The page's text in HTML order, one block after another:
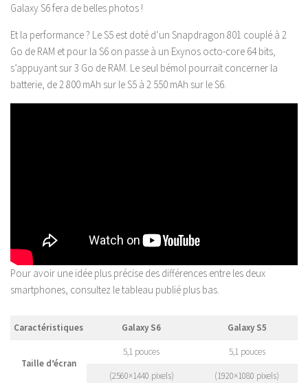
Galaxy S6 fera de belles photos !
Et la performance ? Le S5 est doté d’un Snapdragon 801 couplé à 2
Go de RAM et pour la S6 on passe à un Exynos octo-core 64 bits,
s’appuyant sur 3 Go de RAM. Le seul bémol pourrait concerner la
batterie, de 2 800 mAh sur le S5 à 2 550 mAh sur le S6.
Pour avoir une idée plus précise des différences entre les deux
smartphones, consultez le tableau publié plus bas.
Caractéristiques Galaxy S6 Galaxy S5
Taille d’écran
5,1 pouces 5,1 pouces
(2560×1440 pixels) (1920×1080 pixels)